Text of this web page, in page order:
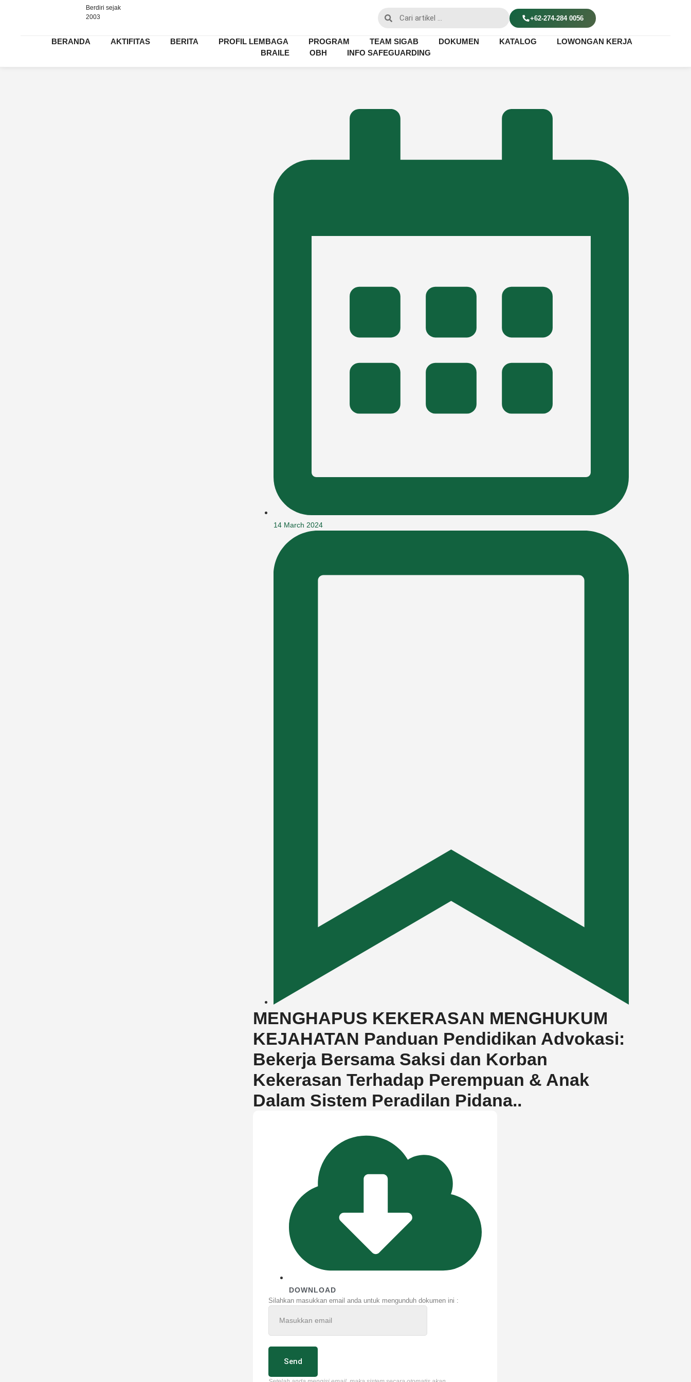
Berdiri sejak
2003
+62-274-284 0056
BERANDA AKTIFITAS BERITA PROFIL LEMBAGA PROGRAM TEAM SIGAB DOKUMEN KATALOG
LOWONGAN KERJA
BRAILE
OBH INFO SAFEGUARDING
14 March 2024
MENGHAPUS KEKERASAN MENGHUKUM
KEJAHATAN Panduan Pendidikan Advokasi:
Bekerja Bersama Saksi dan Korban
Kekerasan Terhadap Perempuan & Anak
Dalam Sistem Peradilan Pidana..
DOWNLOAD
Silahkan masukkan email anda untuk mengunduh dokumen ini :
Send